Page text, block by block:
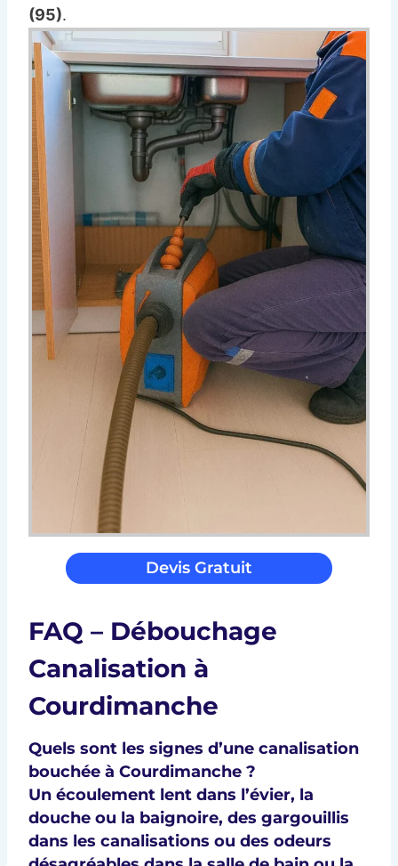
(95).
Devis Gratuit
FAQ – Débouchage
Canalisation à
Courdimanche
Quels sont les signes d’une canalisation
bouchée à Courdimanche ?
Un écoulement lent dans l’évier, la
douche ou la baignoire, des gargouillis
dans les canalisations ou des odeurs